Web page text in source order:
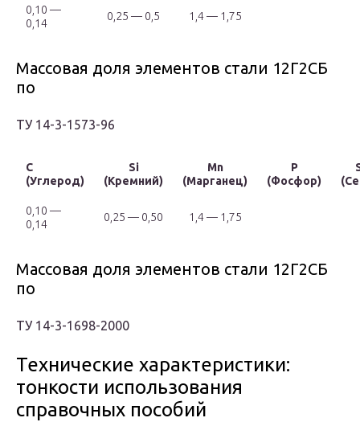
0,10 —
0,14
0,25 — 0,5 1,4 — 1,75
Массовая доля элементов стали 12Г2СБ
по
ТУ 14-3-1573-96
C
(Углерод)
Si
(Кремний)
Mn
(Марганец)
P
(Фосфор)
0,10 —
0,14
0,25 — 0,50 1,4 — 1,75
Массовая доля элементов стали 12Г2СБ
по
ТУ 14-3-1698-2000
Технические характеристики:
тонкости использования
справочных пособий